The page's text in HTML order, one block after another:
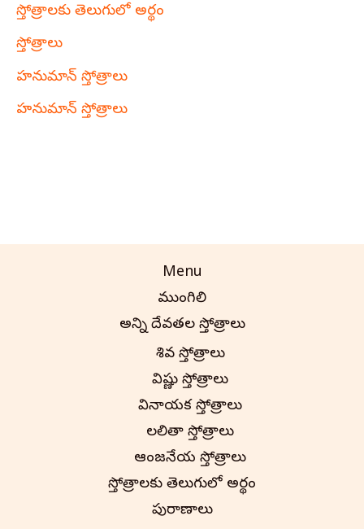
స్తోత్రాలకు తెలుగులో అర్థం
స్తోత్రాలు
హనుమాన్ స్తోత్రాలు
హనుమాన్ స్తోత్రాలు
Menu
ముంగిలి
అన్ని దేవతల స్తోత్రాలు
శివ స్తోత్రాలు
విష్ణు స్తోత్రాలు
వినాయక స్తోత్రాలు
లలితా స్తోత్రాలు
ఆంజనేయ స్తోత్రాలు
స్తోత్రాలకు తెలుగులో అర్థం
పురాణాలు